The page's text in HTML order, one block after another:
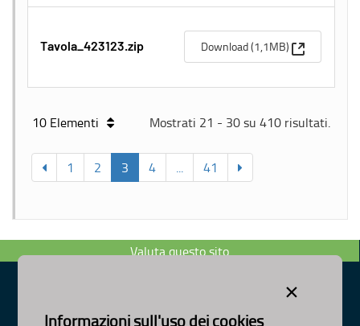
×
Informazioni sull'uso dei cookies
Tavola_423123.zip Download (1,1MB) (Apre una
10 Elementi Mostrati 21 - 30 su 410 risultati.
1 2 3 4 ... 41
Valuta questo sito